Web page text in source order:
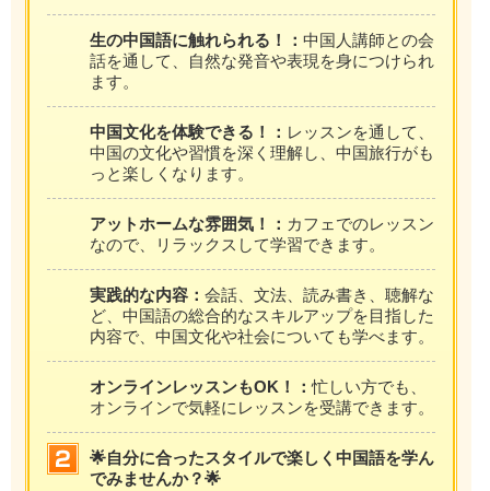
生の中国語に触れられる！： 中国人講師との会
話を通して、自然な発音や表現を身につけられ
ます。
中国文化を体験できる！： レッスンを通して、
中国の文化や習慣を深く理解し、中国旅行がも
っと楽しくなります。
アットホームな雰囲気！： カフェでのレッスン
なので、リラックスして学習できます。
実践的な内容： 会話、文法、読み書き、聴解な
ど、中国語の総合的なスキルアップを目指した
内容で、中国文化や社会についても学べます。
オンラインレッスンもOK！：忙しい方でも、
オンラインで気軽にレッスンを受講できます。
🌟自分に合ったスタイルで楽しく中国語を学ん
でみませんか？🌟